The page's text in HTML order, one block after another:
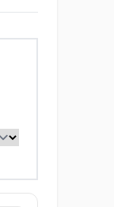
de
7
De
roze
de